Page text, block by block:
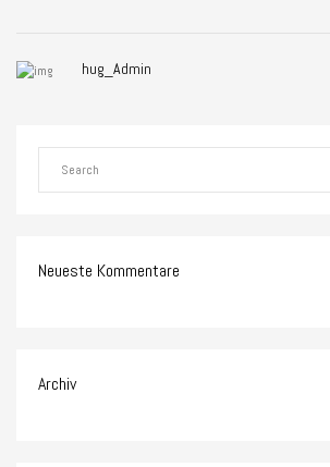
hug_Admin
Neueste Kommentare
Archiv